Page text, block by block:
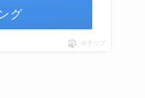
グ
ポチップ